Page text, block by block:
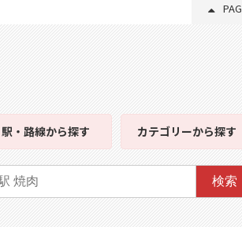
駅・路線から探す カテゴリーから探す
検索